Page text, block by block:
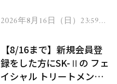
2026年8月16日（日）23:59ま
【8/16まで】新規会員登
録をした方にSK-Ⅱの フェ
イシャル トリートメント